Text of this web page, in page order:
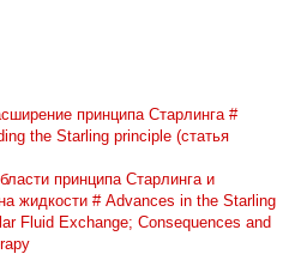
принципа Старлинга #
the Starling principle (статья
принципа Старлинга и
жидкости # Advances in the Starling
Fluid Exchange; Consequences and